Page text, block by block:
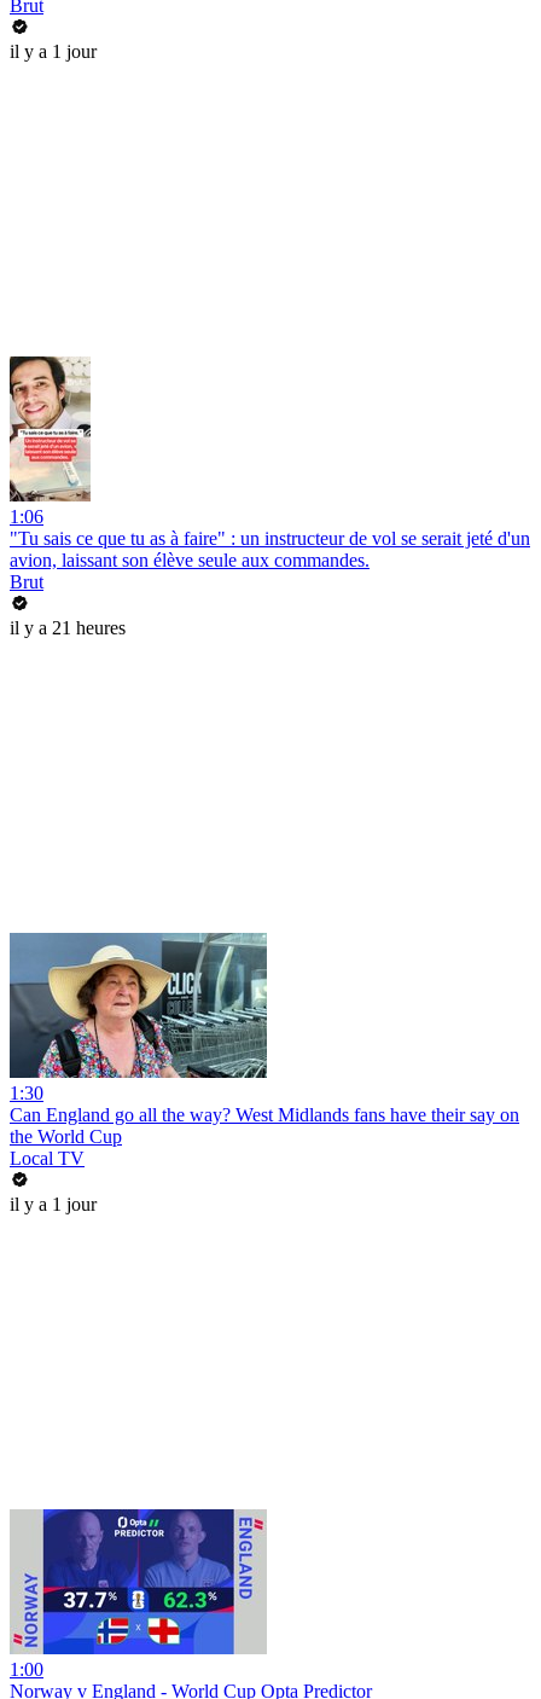
Brut
il y a 1 jour
1:06
"Tu sais ce que tu as à faire" : un instructeur de vol se serait jeté d'un
avion, laissant son élève seule aux commandes.
Brut
il y a 21 heures
1:30
Can England go all the way? West Midlands fans have their say on
the World Cup
Local TV
il y a 1 jour
1:00
Norway v England - World Cup Opta Predictor